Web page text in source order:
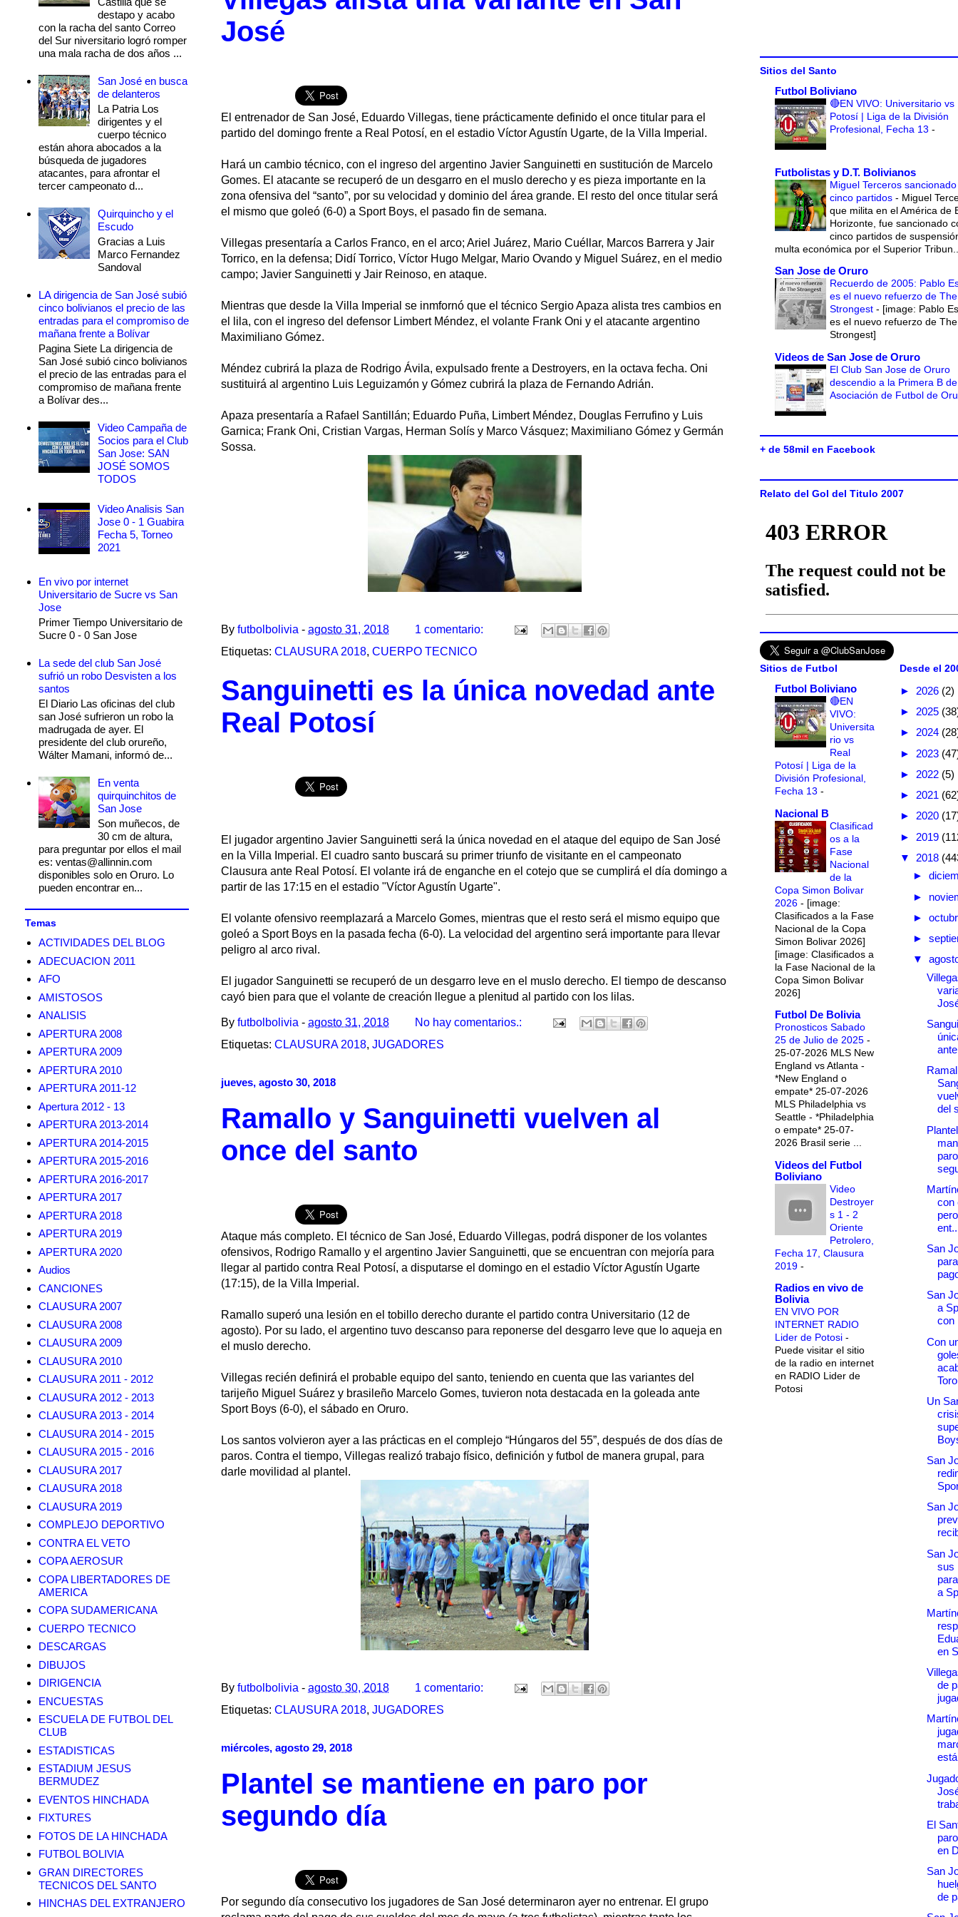
José
El entrenador de San José, Eduardo Villegas, tiene prácticamente definido el once titular para el
partido del domingo frente a Real Potosí, en el estadio Víctor Agustín Ugarte, de la Villa Imperial.
Hará un cambio técnico, con el ingreso del argentino Javier Sanguinetti en sustitución de Marcelo
Gomes. El atacante se recuperó de un desgarro en el muslo derecho y es pieza importante en la
zona ofensiva del “santo”, por su velocidad y dominio del área grande. El resto del once titular será
el mismo que goleó (6-0) a Sport Boys, el pasado fin de semana.
Villegas presentaría a Carlos Franco, en el arco; Ariel Juárez, Mario Cuéllar, Marcos Barrera y Jair
Torrico, en la defensa; Didí Torrico, Víctor Hugo Melgar, Mario Ovando y Miguel Suárez, en el medio
campo; Javier Sanguinetti y Jair Reinoso, en ataque.
Mientras que desde la Villa Imperial se inmfornó que el técnico Sergio Apaza alista tres cambios en
el lila, con el ingreso del defensor Limbert Méndez, el volante Frank Oni y el atacante argentino
Maximiliano Gómez.
Méndez cubrirá la plaza de Rodrigo Ávila, expulsado frente a Destroyers, en la octava fecha. Oni
sustituirá al argentino Luis Leguizamón y Gómez cubrirá la plaza de Fernando Adrián.
Apaza presentaría a Rafael Santillán; Eduardo Puña, Limbert Méndez, Douglas Ferrufino y Luis
Garnica; Frank Oni, Cristian Vargas, Herman Solís y Marco Vásquez; Maximiliano Gómez y Germán
Sossa.
By futbolbolivia - agosto 31, 2018
1 comentario:
Etiquetas: CLAUSURA 2018, CUERPO TECNICO
Sanguinetti es la única novedad ante
Real Potosí
El jugador argentino Javier Sanguinetti será la única novedad en el ataque del equipo de San José
en la Villa Imperial. El cuadro santo buscará su primer triunfo de visitante en el campeonato
Clausura ante Real Potosí. El volante irá de enganche en el cotejo que se cumplirá el día domingo a
partir de las 17:15 en el estadio "Víctor Agustín Ugarte".
El volante ofensivo reemplazará a Marcelo Gomes, mientras que el resto será el mismo equipo que
goleó a Sport Boys en la pasada fecha (6-0). La velocidad del argentino será importante para llevar
peligro al arco rival.
El jugador Sanguinetti se recuperó de un desgarro leve en el muslo derecho. El tiempo de descanso
cayó bien para que el volante de creación llegue a plenitud al partido con los lilas.
By futbolbolivia - agosto 31, 2018
No hay comentarios.:
Etiquetas: CLAUSURA 2018, JUGADORES
jueves, agosto 30, 2018
Ramallo y Sanguinetti vuelven al
once del santo
Ataque más completo. El técnico de San José, Eduardo Villegas, podrá disponer de los volantes
ofensivos, Rodrigo Ramallo y el argentino Javier Sanguinetti, que se encuentran con mejoría para
llegar al partido contra Real Potosí, a disputarse el domingo en el estadio Víctor Agustín Ugarte
(17:15), de la Villa Imperial.
Ramallo superó una lesión en el tobillo derecho durante el partido contra Universitario (12 de
agosto). Por su lado, el argentino tuvo descanso para reponerse del desgarro leve que lo aqueja en
el muslo derecho.
Villegas recién definirá el probable equipo del santo, teniendo en cuenta que las variantes del
tarijeño Miguel Suárez y brasileño Marcelo Gomes, tuvieron nota destacada en la goleada ante
Sport Boys (6-0), el sábado en Oruro.
Los santos volvieron ayer a las prácticas en el complejo “Húngaros del 55”, después de dos días de
paros. Contra el tiempo, Villegas realizó trabajo físico, definición y futbol de manera grupal, para
darle movilidad al plantel.
By futbolbolivia - agosto 30, 2018
1 comentario:
Etiquetas: CLAUSURA 2018, JUGADORES
miércoles, agosto 29, 2018
Plantel se mantiene en paro por
segundo día
Por segundo día consecutivo los jugadores de San José determinaron ayer no entrenar. El grupo
destapo y acabo
con la racha del santo Correo
del Sur niversitario logró romper
una mala racha de dos años ...
San José en busca
de delanteros
La Patria Los
dirigentes y el
cuerpo técnico
están ahora abocados a la
búsqueda de jugadores
atacantes, para afrontar el
tercer campeonato d...
Quirquincho y el
Escudo
Gracias a Luis
Marco Fernandez
Sandoval
LA dirigencia de San José subió
cinco bolivianos el precio de las
entradas para el compromiso de
mañana frente a Bolívar
Pagina Siete La dirigencia de
San José subió cinco bolivianos
el precio de las entradas para el
compromiso de mañana frente
a Bolívar des...
Video Campaña de
Socios para el Club
San Jose: SAN
JOSÉ SOMOS
TODOS
Video Analisis San
Jose 0 - 1 Guabira
Fecha 5, Torneo
2021
En vivo por internet
Universitario de Sucre vs San
Jose
Primer Tiempo Universitario de
Sucre 0 - 0 San Jose
La sede del club San José
sufrió un robo Desvisten a los
santos
El Diario Las oficinas del club
san José sufrieron un robo la
madrugada de ayer. El
presidente del club orureño,
Wálter Mamani, informó de...
En venta
quirquinchitos de
San Jose
Son muñecos, de
30 cm de altura,
para preguntar por ellos el mail
es: ventas@allinnin.com
disponibles solo en Oruro. Lo
pueden encontrar en...
Temas
ACTIVIDADES DEL BLOG
ADECUACION 2011
AFO
AMISTOSOS
ANALISIS
APERTURA 2008
APERTURA 2009
APERTURA 2010
APERTURA 2011-12
Apertura 2012 - 13
APERTURA 2013-2014
APERTURA 2014-2015
APERTURA 2015-2016
APERTURA 2016-2017
APERTURA 2017
APERTURA 2018
APERTURA 2019
APERTURA 2020
Audios
CANCIONES
CLAUSURA 2007
CLAUSURA 2008
CLAUSURA 2009
CLAUSURA 2010
CLAUSURA 2011 - 2012
CLAUSURA 2012 - 2013
CLAUSURA 2013 - 2014
CLAUSURA 2014 - 2015
CLAUSURA 2015 - 2016
CLAUSURA 2017
CLAUSURA 2018
CLAUSURA 2019
COMPLEJO DEPORTIVO
CONTRA EL VETO
COPA AEROSUR
COPA LIBERTADORES DE
AMERICA
COPA SUDAMERICANA
CUERPO TECNICO
DESCARGAS
DIBUJOS
DIRIGENCIA
ENCUESTAS
ESCUELA DE FUTBOL DEL
CLUB
ESTADISTICAS
ESTADIUM JESUS
BERMUDEZ
EVENTOS HINCHADA
FIXTURES
FOTOS DE LA HINCHADA
FUTBOL BOLIVIA
GRAN DIRECTORES
TECNICOS DEL SANTO
HINCHAS DEL EXTRANJERO
Sitios del Santo
Futbol Boliviano
🔴EN VIVO: Universitario vs
Potosí | Liga de la División
Profesional, Fecha 13 -
Futbolistas y D.T. Bolivianos
Miguel Terceros
cinco partidos - Miguel
que milita en el América de
Horizonte, fue sancionado
cinco partidos de
multa económica por el Superior
San Jose de Oruro
Recuerdo de 2005: Pablo
es el nuevo refuerzo de The
Strongest - [image: Pablo
es el nuevo refuerzo de The
Strongest]
Videos de San Jose de Oruro
El Club San Jose de Oruro
descendio a la Primera B
Asociación de Futbol de
+ de 58mil en Facebook
Relato del Gol del Titulo 2007
Sitios de Futbol
Futbol Boliviano
🔴EN
VIVO:
Universita
rio vs
Real
Potosí | Liga de la
División Profesional,
Fecha 13 -
Nacional B
Clasificad
os a la
Fase
Nacional
de la
Copa Simon Bolivar
2026 - [image:
Clasificados a la Fase
Nacional de la Copa
Simon Bolivar 2026]
[image: Clasificados a
la Fase Nacional de la
Copa Simon Bolivar
2026]
Futbol De Bolivia
Pronosticos Sabado
25 de Julio de 2025 -
25-07-2026 MLS New
England vs Atlanta -
*New England o
empate* 25-07-2026
MLS Philadelphia vs
Seattle - *Philadelphia
o empate* 25-07-
2026 Brasil serie ...
Videos del Futbol
Boliviano
Video
Destroyer
s 1 - 2
Oriente
Petrolero,
Fecha 17, Clausura
2019 -
Radios en vivo de
Bolivia
EN VIVO POR
INTERNET RADIO
Lider de Potosi -
Puede visitar el sitio
de la radio en internet
en RADIO Lider de
Potosi
Desde el
► 2026 (2)
► 2025
► 2024
► 2023
► 2022 (5)
► 2021
► 2020
► 2019
▼ 2018
►
►
►
►
▼
del
con
San
San
a
con
Con
Un
San
San
San
sus
a
en
de
El
en
San
de